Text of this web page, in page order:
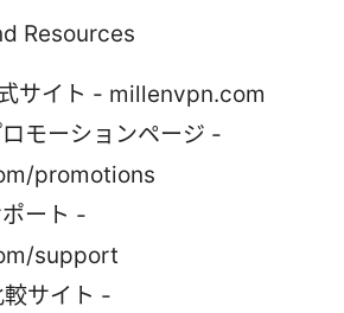
Resources
サイト - millenvpn.com
モーションページ -
promotions
ート -
support
サイト -